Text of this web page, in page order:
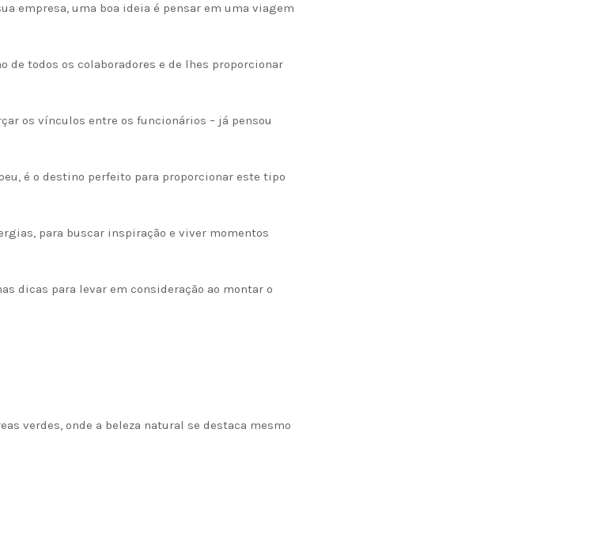
empresa, uma boa ideia é pensar em uma viagem
de todos os colaboradores e de lhes proporcionar
os vínculos entre os funcionários – já pensou
é o destino perfeito para proporcionar este tipo
para buscar inspiração e viver momentos
dicas para levar em consideração ao montar o
verdes, onde a beleza natural se destaca mesmo